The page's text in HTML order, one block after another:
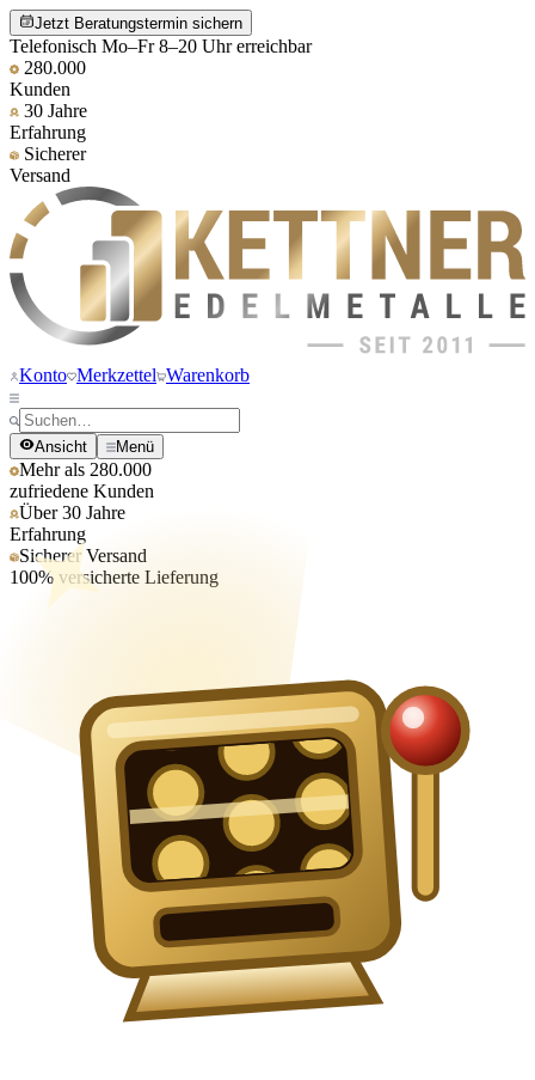
Jetzt Beratungstermin sichern
Telefonisch Mo–Fr 8–20 Uhr erreichbar
280.000
Kunden
30 Jahre
Erfahrung
Sicherer
Versand
Konto Merkzettel Warenkorb
Ansicht Menü
Mehr als 280.000
zufriedene Kunden
Über 30 Jahre
Erfahrung
Sicherer Versand
100% versicherte Lieferung